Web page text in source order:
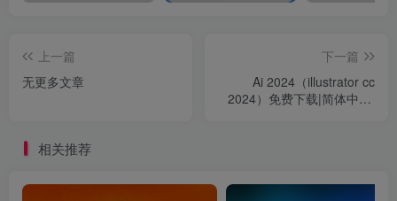
上一篇
无更多文章
下一篇
Ai 2024（illustrator cc
2024）免费下载|简体中文|
相关推荐